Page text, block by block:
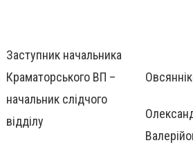
Заступник начальника
Краматорського ВП –
начальник слідчого
відділу